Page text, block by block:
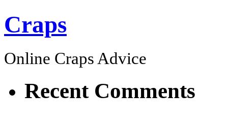
Craps
Online Craps Advice
Recent Comments